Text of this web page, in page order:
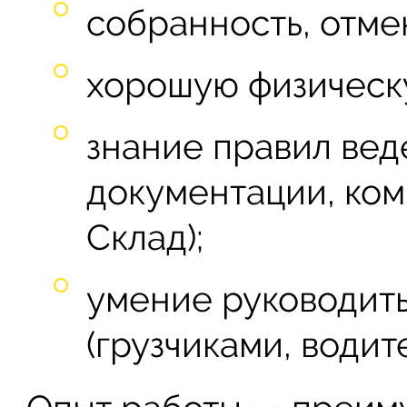
собранность,
хорошую
знание правил
документации,
Склад);
умение
(грузчиками,